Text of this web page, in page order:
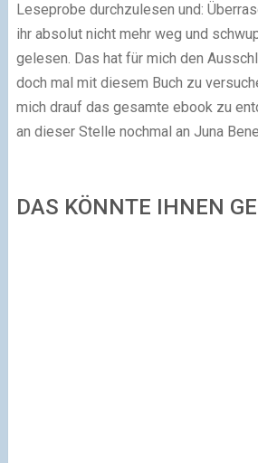
Leseprobe durchzulesen und:
ihr absolut nicht mehr weg und
gelesen. Das hat für mich den
doch mal mit diesem Buch zu
mich drauf das gesamte ebook zu
an dieser Stelle nochmal an Juna
DAS KÖNNTE IHNEN